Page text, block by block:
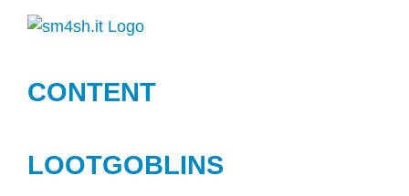
Zum
CONTENT
LOOTGOBLINS